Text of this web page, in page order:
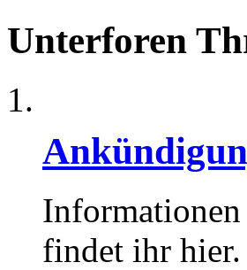
Unterforen
findet ihr hier.